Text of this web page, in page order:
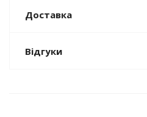
Доставка
Відгуки